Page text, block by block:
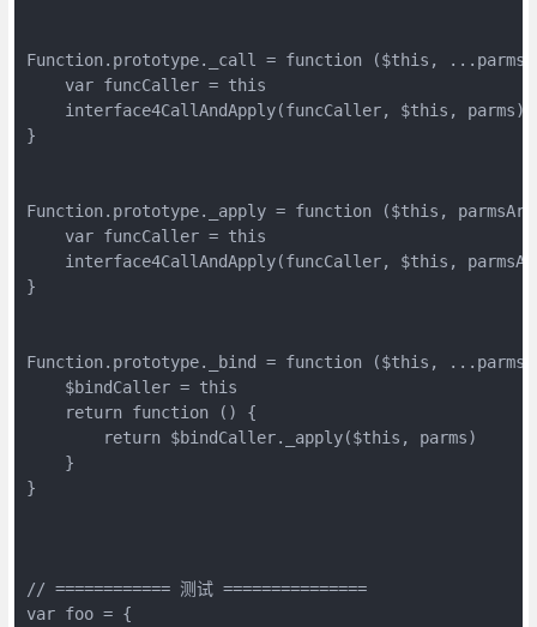
Function.prototype._call = function ($this,
    var funcCaller = this
    interface4CallAndApply(funcCaller, $this, parms)
}
Function.prototype._apply = function ($this,
    var funcCaller = this
interface4CallAndApply(funcCaller, $this,
}
Function.prototype._bind = function ($this,
    $bindCaller = this
    return function () {
        return $bindCaller._apply($this, parms)
    }
}
// ============ 测试 ===============
var foo = {